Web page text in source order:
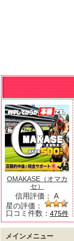
OMAKASE（オマカ
セ）
信用評価： A
星の評価：
口コミ件数： 475件
メインメニュー